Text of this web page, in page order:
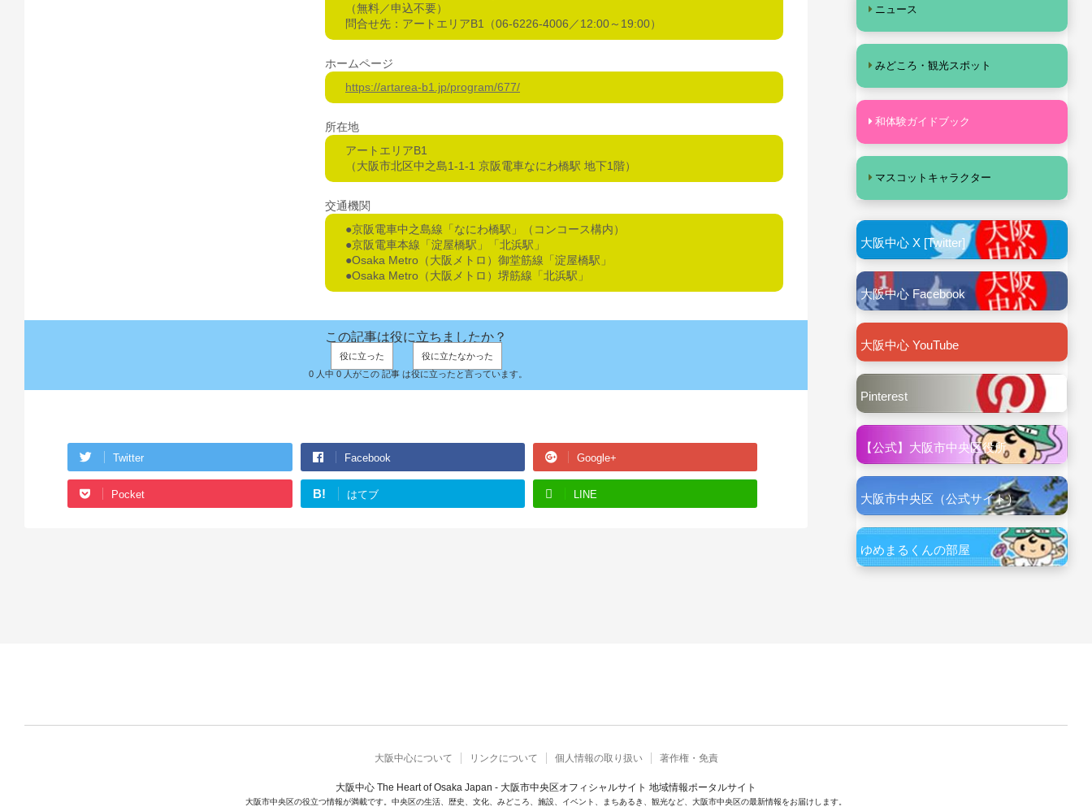
（無料／申込不要）
問合せ先：アートエリアB1（06-6226-4006／12:00～19:00）
ホームページ
https://artarea-b1.jp/program/677/
所在地
アートエリアB1
（大阪市北区中之島1-1-1 京阪電車なにわ橋駅 地下1階）
交通機関
●京阪電車中之島線「なにわ橋駅」（コンコース構内）
●京阪電車本線「淀屋橋駅」「北浜駅」
●Osaka Metro（大阪メトロ）御堂筋線「淀屋橋駅」
●Osaka Metro（大阪メトロ）堺筋線「北浜駅」
この記事は役に立ちましたか？
役に立った
役に立たなかった
0 人中 0 人がこの 記事 は役に立ったと言っています。
Twitter Facebook Google+
Pocket B! はてブ LINE
ニュース
みどころ・観光スポット
和体験ガイドブック
マスコットキャラクター
大阪中心 X [Twitter]
大阪中心 Facebook
大阪中心 YouTube
Pinterest
【公式】大阪市中央区役所
大阪市中央区（公式サイト）
ゆめまるくんの部屋
大阪中心について リンクについて 個人情報の取り扱い 著作権・免責
大阪中心 The Heart of Osaka Japan - 大阪市中央区オフィシャルサイト 地域情報ポータルサイト
大阪市中央区の役立つ情報が満載です。中央区の生活、歴史、文化、みどころ、施設、イベント、まちあるき、観光など、大阪市中央区の最新情報をお届けします。